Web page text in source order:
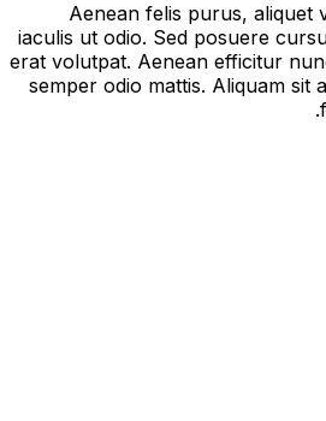
Aenean felis purus, aliquet
iaculis ut odio. Sed posuere
erat volutpat. Aenean efficitur
semper odio mattis. Aliquam sit